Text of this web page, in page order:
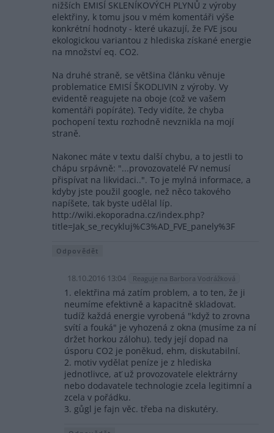
nižších EMISÍ SKLENÍKOVÝCH PLYNŮ z výroby
elektřiny, k tomu jsou v mém komentáři výše
konkrétní hodnoty - které ukazují, že FVE jsou
ekologickou variantou z hlediska získané energie
na množství eq. CO2.
Na druhé straně, se většina článku věnuje
problematice EMISÍ ŠKODLIVIN z výroby. Vy
evidentě reagujete na oboje (což ve vašem
komentáři popíráte). Tedy vidíte, že chyba
pochopení textu rozhodně nevznikla na mojí
straně.
Nakonec máte v textu další chybu, a to jestli to
chápu srpávně: "...provozovatelé FV nemusí
přispívat na likvidaci..". To je mylná informace, a
kdyby jste použil google, než něco takového
napíšete, tak byste udělal líp.
http://wiki.ekoporadna.cz/index.php?
title=Jak_se_recykluj%C3%AD_FVE_panely%3F
Odpovědět
18.10.2016 13:04 Reaguje na Barbora Vodrážková
1. elektřina má zatím problem, a to ten, že ji
neumíme efektivně a kapacitně skladovat.
tudíž každá energie vyrobená "když to zrovna
svítí a fouká" je vyhozená z okna (musíme za ní
držet horkou zálohu). tedy její dopad na
úsporu CO2 je poněkud, ehm, diskutabilní.
2. motiv vydělat peníze je z hlediska
jednotlivce, ať už provozovatele elektrárny
nebo dodavatele technologie zcela legitimní a
zcela v pořádku.
3. gůgl je fajn věc. třeba na diskutéry.